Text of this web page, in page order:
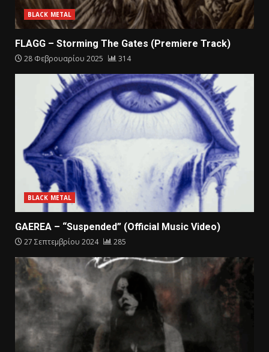
BLACK METAL
FLAGG – Storming The Gates (Premiere Track)
28 Φεβρουαρίου 2025 314
BLACK METAL
GAEREA – “Suspended” (Official Music Video)
27 Σεπτεμβρίου 2024 285